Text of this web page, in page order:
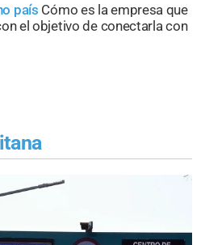
país Cómo es la empresa que
el objetivo de conectarla con